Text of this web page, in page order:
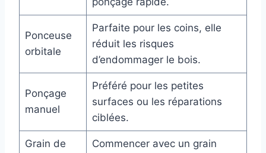
Ponceuse
orbitale
Parfaite pour les coins, elle
réduit les risques
d’endommager le bois.
Ponçage
manuel
Préféré pour les petites
surfaces ou les réparations
ciblées.
Grain de
Commencer avec un grain